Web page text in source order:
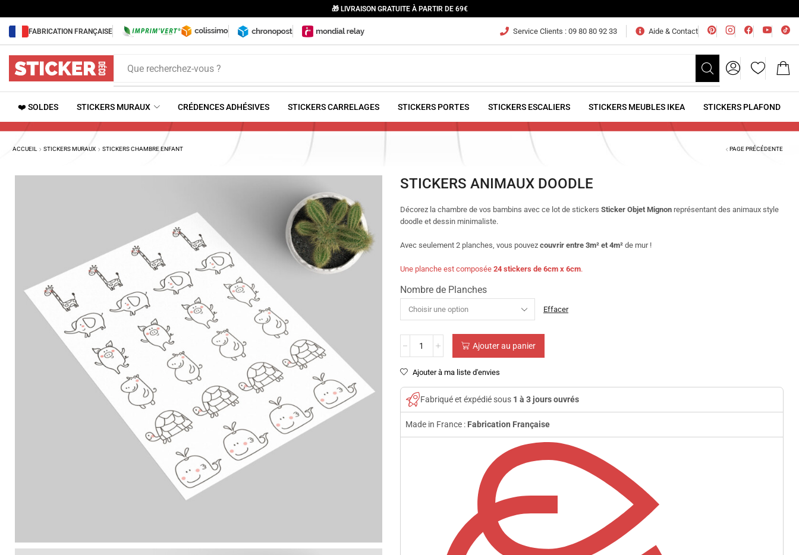
🎁 LIVRAISON GRATUITE À PARTIR DE 69€
FABRICATION FRANÇAISE Service Clients : 09 80 80 92 33 Aide & Contact
Que recherchez-vous ?
❤️ SOLDES STICKERS MURAUX CRÉDENCES ADHÉSIVES STICKERS CARRELAGES STICKERS PORTES STICKERS ESCALIERS STICKERS MEUBLES IKEA STICKERS PLAFOND
ACCUEIL STICKERS MURAUX STICKERS CHAMBRE ENFANT PAGE PRÉCÉDENTE
STICKERS ANIMAUX DOODLE
Décorez la chambre de vos bambins avec ce lot de stickersSticker Objet Mignon représentant des animaux style
doodle et dessin minimaliste.
Avec seulement 2 planches, vous pouvezcouvrir entre 3m² et 4m² de mur !
Une planche est composée24 stickers de 6cm x 6cm.
Nombre de Planches
Effacer
Ajouter au panier
Ajouter à ma liste d'envies
Fabriqué et éxpédié sous 1 à 3 jours ouvrés
Made in France : Fabrication Française